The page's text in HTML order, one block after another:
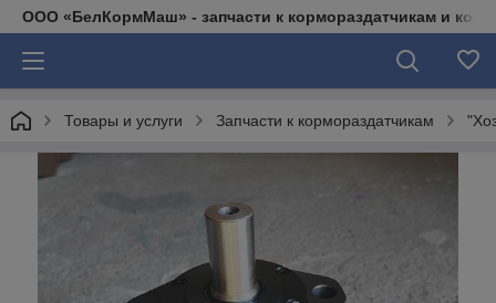
ООО «БелКормМаш» - запчасти к кормораздатчикам и
Товары и услуги Запчасти к кормораздатчикам